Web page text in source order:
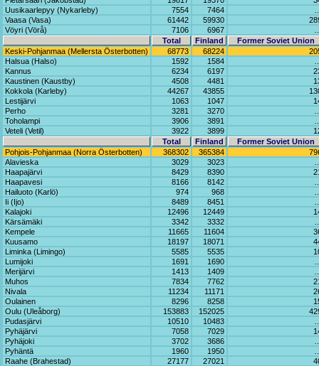
Uusikaarlepyy (Nykarleby)
7554 7464
Vaasa (Vasa)
61442 59930
Vöyri (Vörå)
7106 6967
Total
Finland
Former Soviet Union
Keski-Pohjanmaa (Mellersta Österbotten)
68773 68224
Halsua (Halso)
1592 1584
Kannus
6234 6197
Kaustinen (Kaustby)
4508 4481
Kokkola (Karleby)
44267 43855
Lestijärvi
1063 1047
Perho
3281 3270
Toholampi
3906 3891
Veteli (Vetil)
3922 3899
Total
Finland
Former Soviet Union
Pohjois-Pohjanmaa (Norra Österbotten)
368302 365384
Alavieska
3029 3023
Haapajärvi
8429 8390
Haapavesi
8166 8142
Hailuoto (Karlö)
974 968
Ii (Ijo)
8489 8451
Kalajoki
12496 12449
Kärsämäki
3342 3332
Kempele
11665 11604
Kuusamo
18197 18071
Liminka (Limingo)
5585 5535
Lumijoki
1691 1690
Merijärvi
1413 1409
Muhos
7834 7762
Nivala
11234 11171
Oulainen
8296 8258
Oulu (Uleåborg)
153883 152025
Pudasjärvi
10510 10483
Pyhäjärvi
7058 7029
Pyhäjoki
3702 3686
Pyhäntä
1960 1950
Raahe (Brahestad)
27177 27021